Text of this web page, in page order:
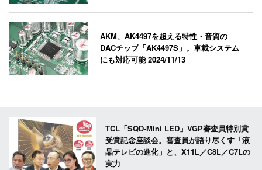
AKM、AK4497を超える特性・音質の
DACチップ「AK4497S」。車載システム
にも対応可能2024/11/13
TCL「SQD-Mini LED」VGP審査員特別賞
受賞記念座談会。審査員が語り尽くす「液
晶テレビの進化」と、X11L／C8L／C7Lの
実力